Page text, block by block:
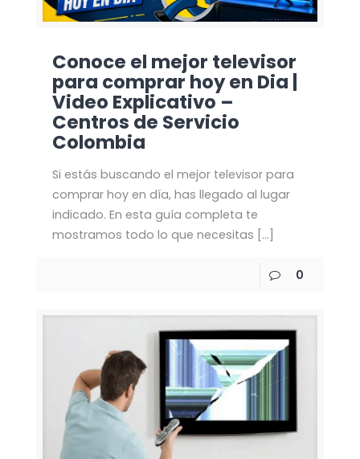
Conoce el mejor televisor
para comprar hoy en Dia |
Video Explicativo –
Centros de Servicio
Colombia
Si estás buscando el mejor televisor para
comprar hoy en día, has llegado al lugar
indicado. En esta guía completa te
mostramos todo lo que necesitas […]
0